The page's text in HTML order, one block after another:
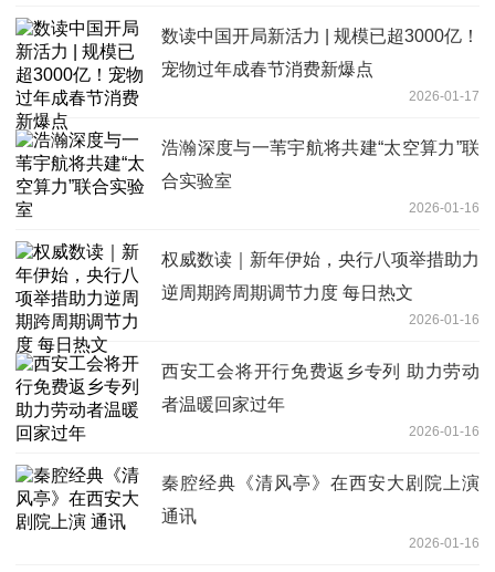
数读中国开局新活力 | 规模已超3000亿！
宠物过年成春节消费新爆点
2026-01-17
浩瀚深度与一苇宇航将共建“太空算力”联
合实验室
2026-01-16
权威数读｜新年伊始，央行八项举措助力
逆周期跨周期调节力度 每日热文
2026-01-16
西安工会将开行免费返乡专列 助力劳动
者温暖回家过年
2026-01-16
秦腔经典《清风亭》在西安大剧院上演
通讯
2026-01-16